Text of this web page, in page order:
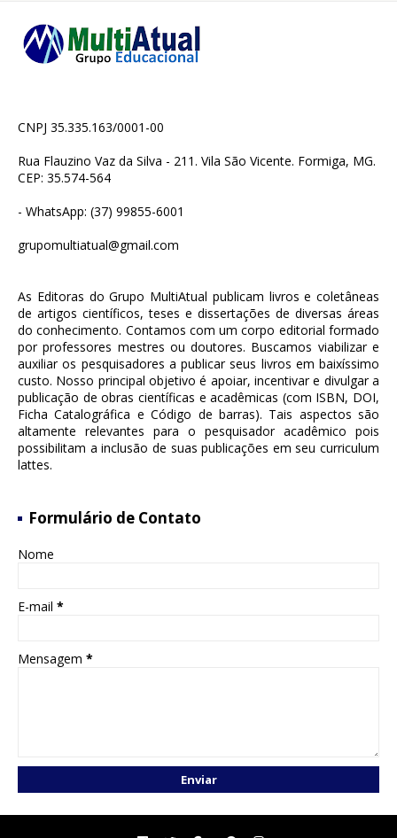
CNPJ 35.335.163/0001-00
Rua Flauzino Vaz da Silva - 211. Vila São Vicente. Formiga, MG.
CEP: 35.574-564
- WhatsApp: (37) 99855-6001
grupomultiatual@gmail.com
As Editoras do Grupo MultiAtual publicam livros e coletâneas
de artigos científicos, teses e dissertações de diversas áreas
do conhecimento. Contamos com um corpo editorial formado
por professores mestres ou doutores. Buscamos viabilizar e
auxiliar os pesquisadores a publicar seus livros em baixíssimo
custo. Nosso principal objetivo é apoiar, incentivar e divulgar a
publicação de obras científicas e acadêmicas (com ISBN, DOI,
Ficha Catalográfica e Código de barras). Tais aspectos são
altamente relevantes para o pesquisador acadêmico pois
possibilitam a inclusão de suas publicações em seu curriculum
lattes.
Formulário de Contato
Nome
E-mail *
Mensagem *